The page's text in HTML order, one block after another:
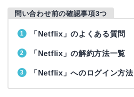
問い合わせ前の確認事項3つ
「Netflix」のよくある質問
「Netflix」の解約方法一覧
「Netflix」へのログイン方法